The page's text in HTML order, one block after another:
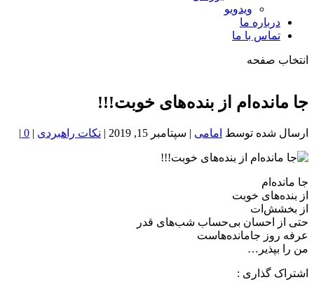
ویدویو
درباره ما
تماس با ما
انتخاب صفحه
خون
شمال
جا مانده‌ام از بنده‌های خوبت!!!
ارسال شده توسط امامی | سپتامبر 15, 2019 | نکات راهبردی |
0
|
جا مانده‌ام
از بنده‌های خوبت
از بخشش‌ات
حتی از احسان بی‌حساب شب‌های قدر
عرفه روز جامانده‌هاست
من را بپذیر…
اشتراک گذاری :